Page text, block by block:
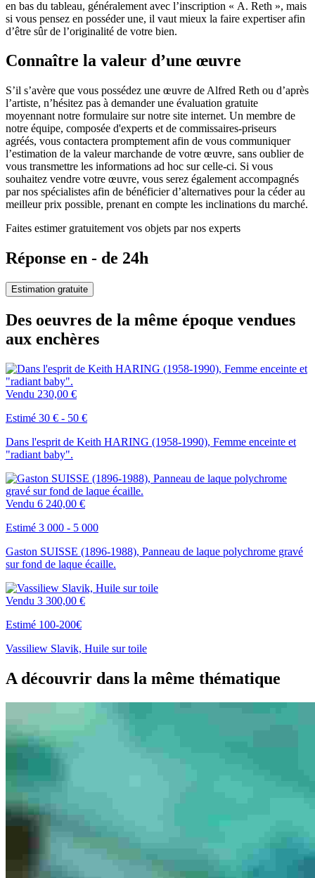
en bas du tableau, généralement avec l’inscription « A. Reth », mais
si vous pensez en posséder une, il vaut mieux la faire expertiser afin
d’être sûr de l’originalité de votre bien.
Connaître la valeur d’une œuvre
S’il s’avère que vous possédez une œuvre de Alfred Reth ou d’après
l’artiste, n’hésitez pas à demander une évaluation gratuite
moyennant notre formulaire sur notre site internet. Un membre de
notre équipe, composée d'experts et de commissaires-priseurs
agréés, vous contactera promptement afin de vous communiquer
l’estimation de la valeur marchande de votre œuvre, sans oublier de
vous transmettre les informations ad hoc sur celle-ci. Si vous
souhaitez vendre votre œuvre, vous serez également accompagnés
par nos spécialistes afin de bénéficier d’alternatives pour la céder au
meilleur prix possible, prenant en compte les inclinations du marché.
Faites estimer gratuitement vos objets par nos experts
Réponse en - de 24h
Estimation gratuite
Des oeuvres de la même époque vendues
aux enchères
Vendu 230,00 €
Estimé 30 € - 50 €
Dans l'esprit de Keith HARING (1958-1990), Femme enceinte et
"radiant baby".
Vendu 6 240,00 €
Estimé 3 000 - 5 000
Gaston SUISSE (1896-1988), Panneau de laque polychrome gravé
sur fond de laque écaille.
Vendu 3 300,00 €
Estimé 100-200€
Vassiliew Slavik, Huile sur toile
A découvrir dans la même thématique